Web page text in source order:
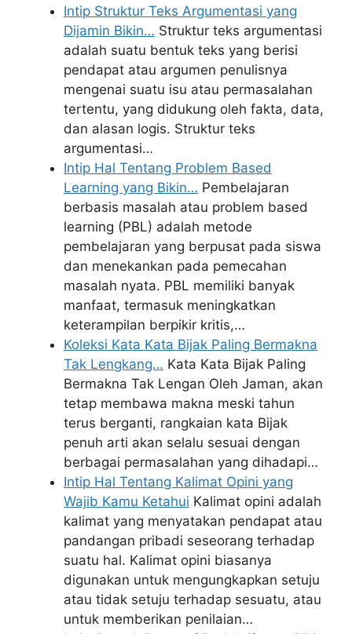
Intip Struktur Teks Argumentasi yang
Dijamin Bikin… Struktur teks argumentasi
adalah suatu bentuk teks yang berisi
pendapat atau argumen penulisnya
mengenai suatu isu atau permasalahan
tertentu, yang didukung oleh fakta, data,
dan alasan logis. Struktur teks
argumentasi…
Intip Hal Tentang Problem Based
Learning yang Bikin… Pembelajaran
berbasis masalah atau problem based
learning (PBL) adalah metode
pembelajaran yang berpusat pada siswa
dan menekankan pada pemecahan
masalah nyata. PBL memiliki banyak
manfaat, termasuk meningkatkan
keterampilan berpikir kritis,…
Koleksi Kata Kata Bijak Paling Bermakna
Tak Lengkang… Kata Kata Bijak Paling
Bermakna Tak Lengan Oleh Jaman, akan
tetap membawa makna meski tahun
terus berganti, rangkaian kata Bijak
penuh arti akan selalu sesuai dengan
berbagai permasalahan yang dihadapi…
Intip Hal Tentang Kalimat Opini yang
Wajib Kamu Ketahui Kalimat opini adalah
kalimat yang menyatakan pendapat atau
pandangan pribadi seseorang terhadap
suatu hal. Kalimat opini biasanya
digunakan untuk mengungkapkan setuju
atau tidak setuju terhadap sesuatu, atau
untuk memberikan penilaian…